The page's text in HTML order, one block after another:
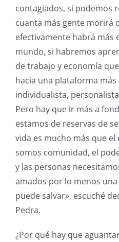
contagiados, si podemos
cuanta más gente morirá
efectivamente habrá más
mundo, si habremos
de trabajo y economía
hacia una plataforma
individualista,
Pero hay que ir más a
estamos de reservas de
vida es mucho más que
somos comunidad, el
y las personas
amados por lo menos una
puede salvar», escuché
Pedra.
¿Por qué hay que